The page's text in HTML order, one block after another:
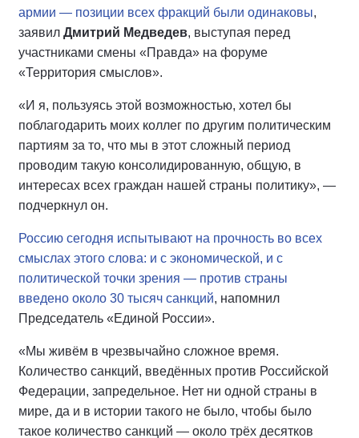
армии — позиции всех фракций были одинаковы,
заявил Дмитрий Медведев, выступая перед
участниками смены «Правда» на форуме
«Территория смыслов».
«И я, пользуясь этой возможностью, хотел бы
поблагодарить моих коллег по другим политическим
партиям за то, что мы в этот сложный период
проводим такую консолидированную, общую, в
интересах всех граждан нашей страны политику», —
подчеркнул он.
Россию сегодня испытывают на прочность во всех
смыслах этого слова: и с экономической, и с
политической точки зрения — против страны
введено около 30 тысяч санкций, напомнил
Председатель «Единой России».
«Мы живём в чрезвычайно сложное время.
Количество санкций, введённых против Российской
Федерации, запредельное. Нет ни одной страны в
мире, да и в истории такого не было, чтобы было
такое количество санкций — около трёх десятков